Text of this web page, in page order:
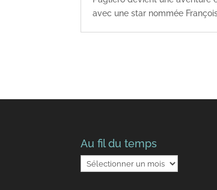
avec une star nommée
Au fil du temps
Au
fil